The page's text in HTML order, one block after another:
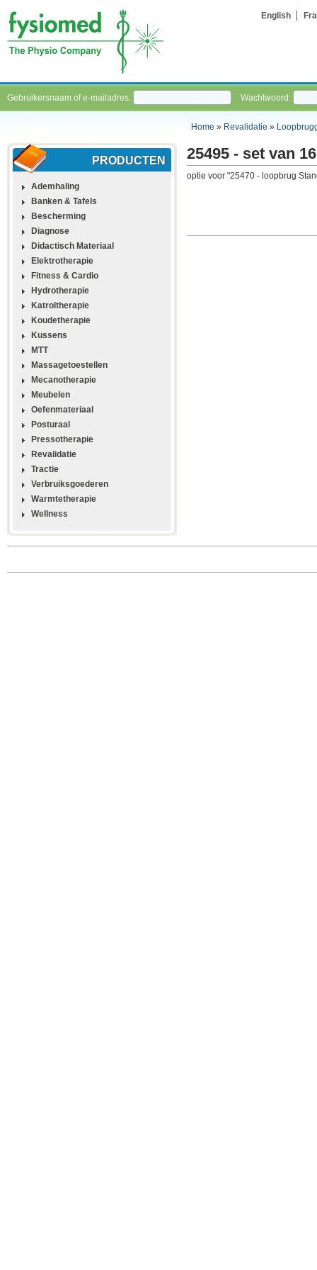
English
Gebruikersnaam of e-mailadres: Wachtwoord:
Home » Revalidatie »
PRODUCTEN
Ademhaling
Banken & Tafels
Bescherming
Diagnose
Didactisch Materiaal
Elektrotherapie
Fitness & Cardio
Hydrotherapie
Katroltherapie
Koudetherapie
Kussens
MTT
Massagetoestellen
Mecanotherapie
Meubelen
Oefenmateriaal
Posturaal
Pressotherapie
Revalidatie
Tractie
Verbruiksgoederen
Warmtetherapie
Wellness
25495 - set van
optie voor "25470 - loopbrug